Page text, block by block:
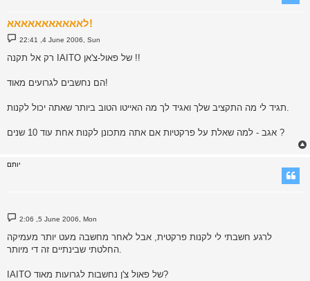
לאאאאאאאאאאא!
P
o
t
22:41 ,4 June 2006, Sun
רק אל תקנה IAITO של פאול-צ'אן !!
הם נחשבים לגרועים מאוד!
אגב - למה שאלת על פרקטיות אם אתה מתכונן לקנות אחת עוד 10 שנים ?
יותם
P
o
t
2:06 ,5 June 2006, Mon
לרגע חשבתי לי לקנות פרקטית, אבל לאחר מחשבה מעט יותר מעמיקה
החלטתי שבינתיים זה די מיותר.
IAITO של פאול צ'ן נחשבות לגרועות מאוד?